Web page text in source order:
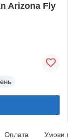
Arizona Fly
Оплата Умови